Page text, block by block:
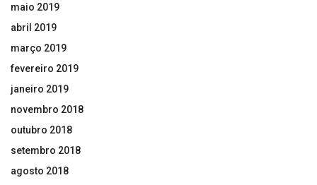
maio 2019
abril 2019
março 2019
fevereiro 2019
janeiro 2019
novembro 2018
outubro 2018
setembro 2018
agosto 2018